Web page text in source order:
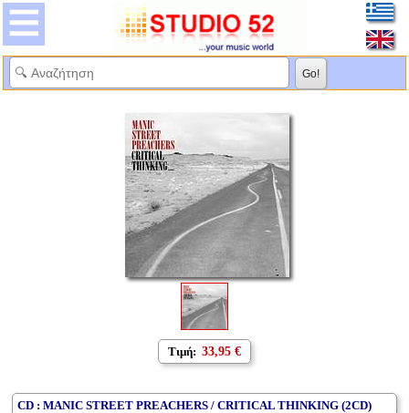
Τιμή: 33,95 €
CD : MANIC STREET PREACHERS / CRITICAL THINKING (2CD)